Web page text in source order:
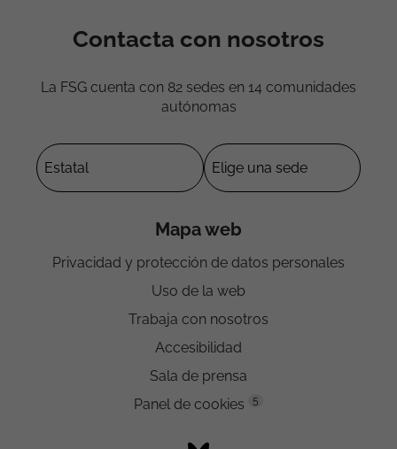
Contacta con nosotros
La FSG cuenta con 82 sedes en 14 comunidades
autónomas
Mapa web
Privacidad y protección de datos personales
Uso de la web
Trabaja con nosotros
Accesibilidad
Sala de prensa
Panel de cookies
5